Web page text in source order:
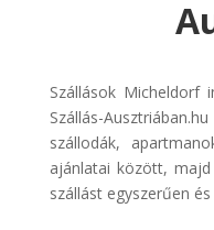
Discover
Cars
Transzfer
Kiwi
Szállások Micheldorf
Szállás-
szállodák,
ajánlatai között,
szállást egyszerűen